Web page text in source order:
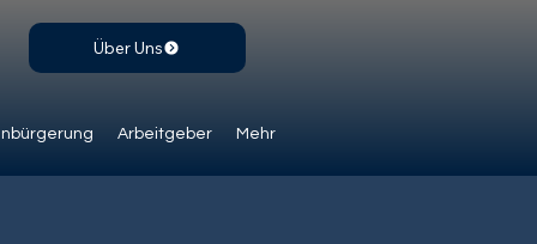
Arbeitgeber Mehr
Über Uns